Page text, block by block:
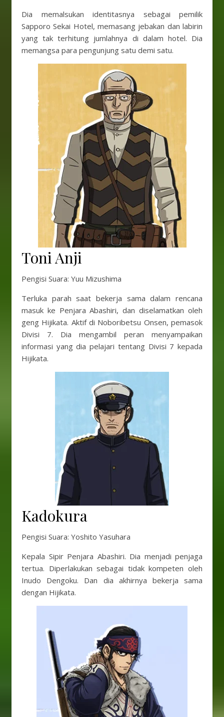
Dia memalsukan identitasnya sebagai pemilik
Sapporo Sekai Hotel, memasang jebakan dan labirin
yang tak terhitung jumlahnya di dalam hotel. Dia
memangsa para pengunjung satu demi satu.
Toni Anji
Pengisi Suara: Yuu Mizushima
Terluka parah saat bekerja sama dalam rencana
masuk ke Penjara Abashiri, dan diselamatkan oleh
geng Hijikata. Aktif di Noboribetsu Onsen, pemasok
Divisi 7. Dia mengambil peran menyampaikan
informasi yang dia pelajari tentang Divisi 7 kepada
Hijikata.
Kadokura
Pengisi Suara: Yoshito Yasuhara
Kepala Sipir Penjara Abashiri. Dia menjadi penjaga
tertua. Diperlakukan sebagai tidak kompeten oleh
Inudo Dengoku. Dan dia akhirnya bekerja sama
dengan Hijikata.